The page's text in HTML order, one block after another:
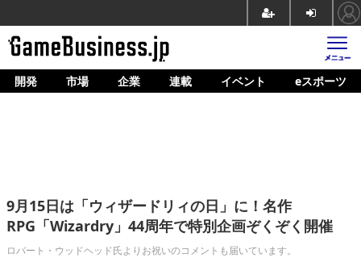
ホーム
企業動向
人材育成
開発 市場 企業 連載 イベント eスポーツ
9月15日は「ウィザードリィの日」に！名作
RPG「Wizardry」44周年で特別企画ぞくぞく開催
ロバート・ウッドヘッド氏よりお祝いのコメントも届いています。